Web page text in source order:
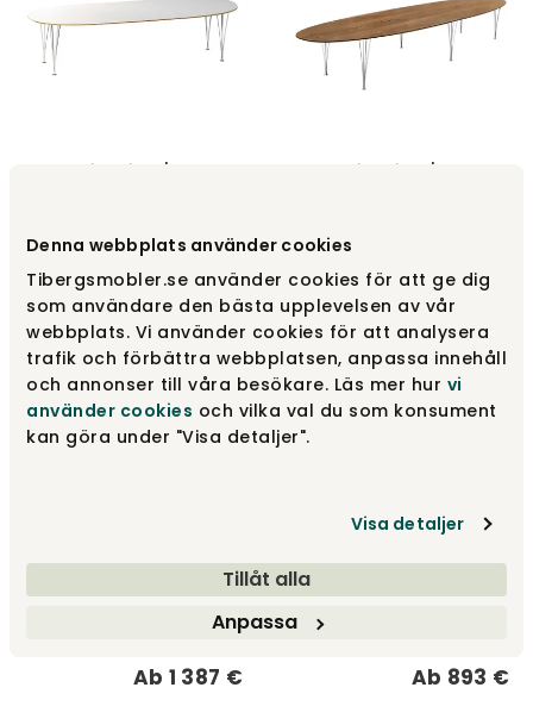
Denna webbplats använder cookies
Tibergsmobler.se använder cookies för att ge dig
som användare den bästa upplevelsen av vår
webbplats. Vi använder cookies för att analysera
trafik och förbättra webbplatsen, anpassa innehåll
och annonser till våra besökare. Läs mer hur vi
använder cookies och vilka val du som konsument
kan göra under "Visa detaljer".
Visa detaljer
Tillåt alla
Anpassa
Superellips Tisch |
Ab3 186 €
Superellips Tisch |
Ab 4 036 €
Ab 1 387 €
Trisuperellips Tisch |
Bruno Mathsson
Ab 893 €